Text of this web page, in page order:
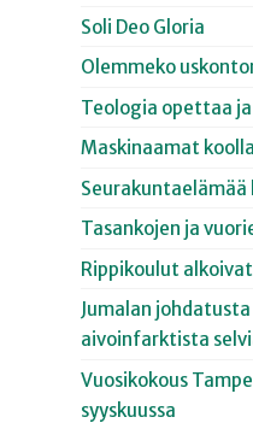
Soli Deo Gloria
Olemmeko
Teologia opettaa
Maskinaamat koolla
Seurakuntaelämää
Tasankojen ja
Rippikoulut
Jumalan johdatusta
aivoinfarktista
Vuosikokous
syyskuussa